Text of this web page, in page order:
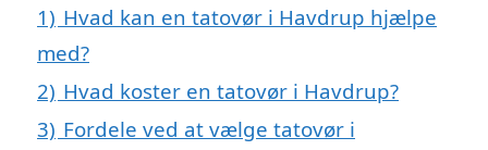
1) Hvad kan en tatovør i Havdrup hjælpe
med?
2) Hvad koster en tatovør i Havdrup?
3) Fordele ved at vælge tatovør i